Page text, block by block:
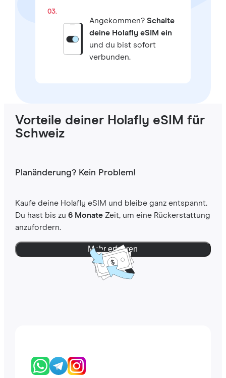
03.
Angekommen? Schalte
deine Holafly eSIM ein
und du bist sofort
verbunden.
Vorteile deiner Holafly eSIM für
Schweiz
Planänderung? Kein Problem!
Kaufe deine Holafly eSIM und bleibe ganz entspannt.
Du hast bis zu 6 MonateZeit, um eine Rückerstattung
anzufordern.
Mehr erfahren